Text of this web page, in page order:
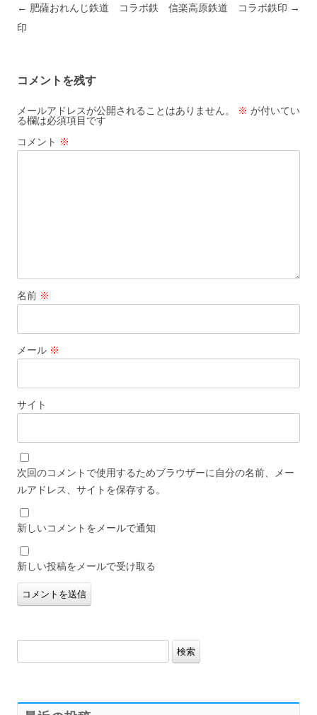
投稿ナビゲーション
← 肥薩おれんじ鉄道 コラボ鉄
印
信楽高原鉄道 コラボ鉄印 →
コメントを残す
メールアドレスが公開されることはありません。 ※ が付いてい
る欄は必須項目です
コメント ※
名前 ※
メール ※
サイト
次回のコメントで使用するためブラウザーに自分の名前、メー
ルアドレス、サイトを保存する。
新しいコメントをメールで通知
新しい投稿をメールで受け取る
索: